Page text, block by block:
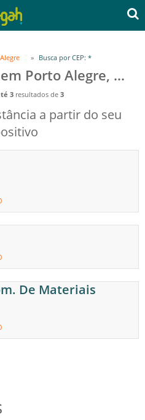
Busca por CEP: *
Busca por CEP: * em Porto Alegre, RS
3 resultados de 3
a partir do seu
De Materiais